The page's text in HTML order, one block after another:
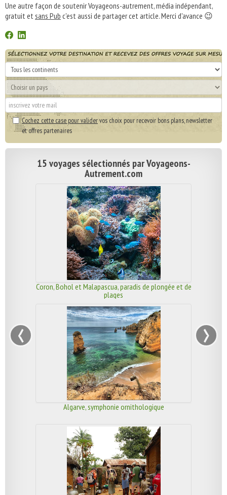
Une autre façon de soutenir Voyageons-autrement, média indépendant,
gratuit etsans Pub c'est aussi de partager cet article. Merci d'avance 😉
Cochez cette case pour validervos choix pour recevoir bons plans, newsletter
et offres partenaires
15 voyages sélectionnés par Voyageons-
Autrement.com
Coron, Bohol et Malapascua, paradis de plongée et de
plages
Algarve, symphonie ornithologique
‹ ›